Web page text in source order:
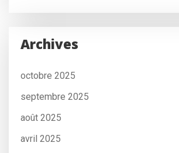
Archives
octobre 2025
septembre 2025
août 2025
avril 2025